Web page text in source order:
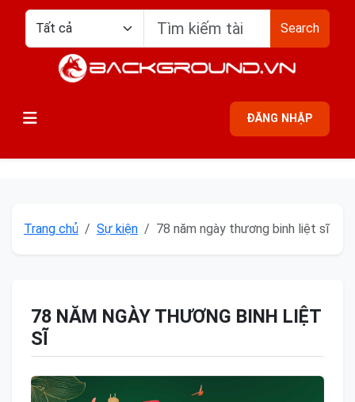
Search
ĐĂNG NHẬP
Trang chủ Sự kiện 78 năm ngày thương binh liệt sĩ
78 NĂM NGÀY THƯƠNG BINH LIỆT
SĨ